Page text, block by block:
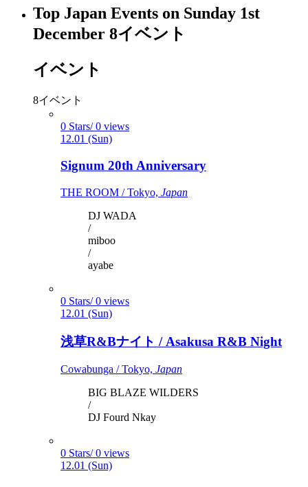
Top Japan Events on Sunday 1st
December 8イベント
イベント
8イベント
0 Stars/ 0 views
12.01 (Sun)
Signum 20th Anniversary
THE ROOM / Tokyo, Japan
DJ WADA
/
miboo
/
ayabe
0 Stars/ 0 views
12.01 (Sun)
浅草R&Bナイト / Asakusa R&B Night
Cowabunga / Tokyo, Japan
BIG BLAZE WILDERS
/
DJ Fourd Nkay
0 Stars/ 0 views
12.01 (Sun)